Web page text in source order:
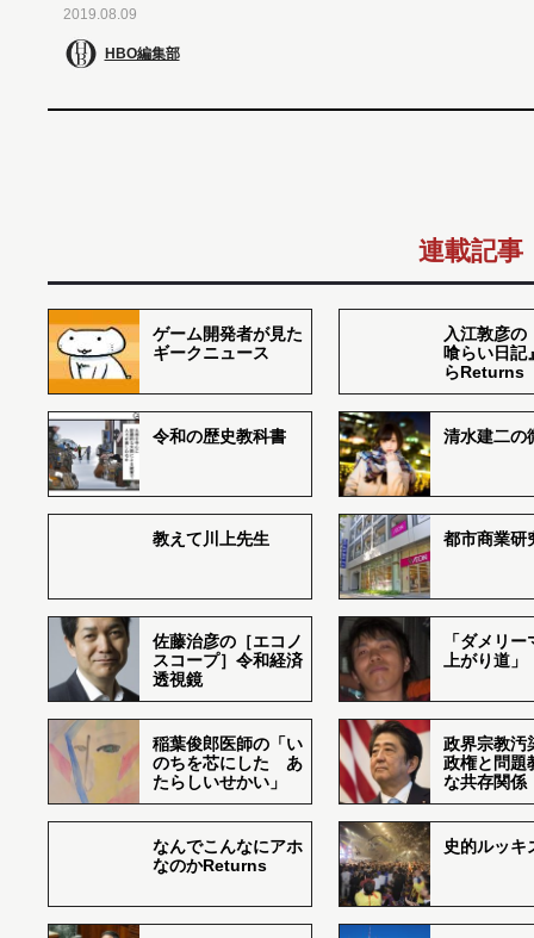
2019.08.09
HBO編集部
連載記事
ゲーム開発者が見た
ギークニュース
入江敦彦の
喰らい日記
らReturns
令和の歴史教科書 清水建二の
教えて川上先生 都市商業研
佐藤治彦の［エコノ
スコープ］令和経済
透視鏡
「ダメリ
上がり道」
稲葉俊郎医師の「い
のちを芯にした あ
たらしいせかい」
政界宗教汚
政権と問題
な共存関係
なんでこんなにアホ
なのかReturns
史的ルッキ